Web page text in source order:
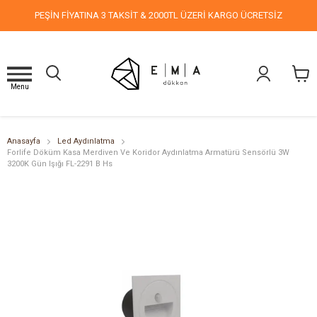
PEŞİN FİYATINA 3 TAKSİT & 2000TL ÜZERİ KARGO ÜCRETSİZ
Menu
Anasayfa
Led Aydınlatma
Forlife Döküm Kasa Merdiven Ve Koridor Aydınlatma Armatürü Sensörlü 3W
3200K Gün Işığı FL-2291 B Hs